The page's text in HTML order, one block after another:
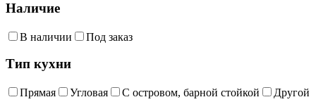
Наличие
В наличии Под заказ
Тип кухни
Прямая Угловая С островом, барной стойкой Другой